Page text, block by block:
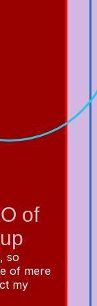
of
so
of mere
my